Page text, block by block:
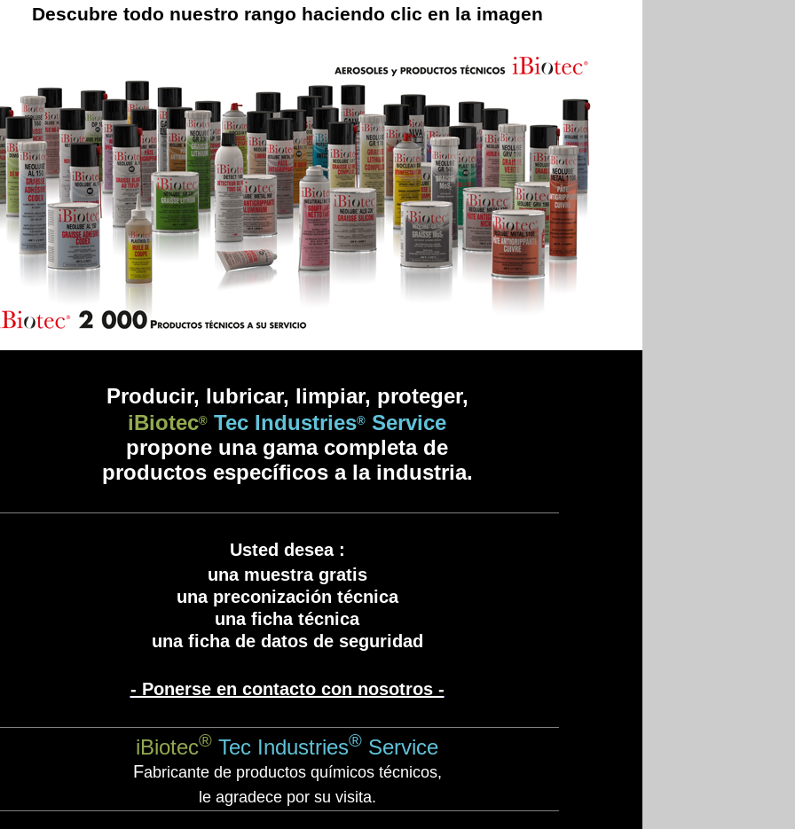
Descubre todo nuestro rango haciendo clic en la imagen
Producir, lubricar, limpiar, proteger,
iBiotec® Tec Industries® Service
propone una gama completa de
productos específicos a la industria.
Usted desea :
una muestra gratis
una preconización técnica
una ficha técnica
una ficha de datos de seguridad
- Ponerse en contacto con nosotros -
iBiotec® Tec Industries® Service
Fabricante de productos químicos técnicos,
le agradece por su visita.